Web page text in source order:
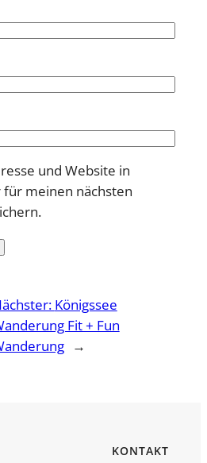
und Website in
meinen nächsten
Königssee
Fit + Fun
→
KONTAKT